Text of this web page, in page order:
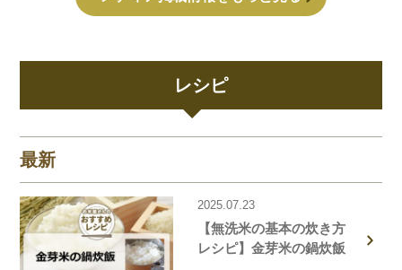
レシピ
最新
2025.07.23
【無洗米の基本の炊き方
レシピ】金芽米の鍋炊飯